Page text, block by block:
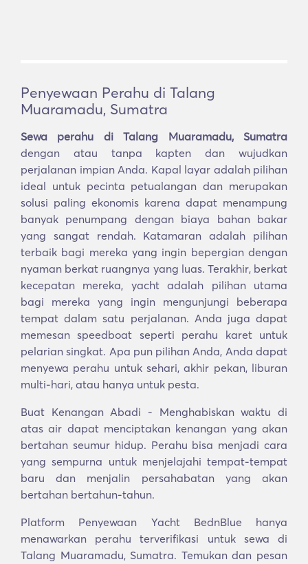
Penyewaan Perahu di Talang
Muaramadu, Sumatra
Sewa perahu di Talang Muaramadu, Sumatra
dengan atau tanpa kapten dan wujudkan
perjalanan impian Anda. Kapal layar adalah pilihan
ideal untuk pecinta petualangan dan merupakan
solusi paling ekonomis karena dapat menampung
banyak penumpang dengan biaya bahan bakar
yang sangat rendah. Katamaran adalah pilihan
terbaik bagi mereka yang ingin bepergian dengan
nyaman berkat ruangnya yang luas. Terakhir, berkat
kecepatan mereka, yacht adalah pilihan utama
bagi mereka yang ingin mengunjungi beberapa
tempat dalam satu perjalanan. Anda juga dapat
memesan speedboat seperti perahu karet untuk
pelarian singkat. Apa pun pilihan Anda, Anda dapat
menyewa perahu untuk sehari, akhir pekan, liburan
multi-hari, atau hanya untuk pesta.
Buat Kenangan Abadi - Menghabiskan waktu di
atas air dapat menciptakan kenangan yang akan
bertahan seumur hidup. Perahu bisa menjadi cara
yang sempurna untuk menjelajahi tempat-tempat
baru dan menjalin persahabatan yang akan
bertahan bertahun-tahun.
Platform Penyewaan Yacht BednBlue hanya
menawarkan perahu terverifikasi untuk sewa di
Talang Muaramadu, Sumatra. Temukan dan pesan